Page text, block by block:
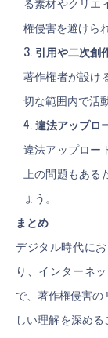
る素材やクリエ
権侵害を避けら
引用や二次創
著作権者が設け
切な範囲内で活
違法アップロ
違法アップロー
上の問題もある
ょう。
まとめ
デジタル時代に
り、インターネ
で、著作権侵害の
しい理解を深め